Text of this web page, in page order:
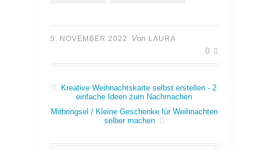
5. NOVEMBER 2022 Von LAURA
0
Kreative Weihnachtskarte selbst erstellen - 2
einfache Ideen zum Nachmachen
Mitbringsel / Kleine Geschenke für Weihnachten
selber machen